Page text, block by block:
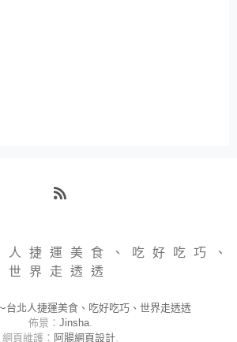
人捷運美食、吃好吃巧、
世界走透透
台北人捷運美食、吃好吃巧、世界走透透
佈景： Jinsha.
網頁維護： 阿腸網頁設計.